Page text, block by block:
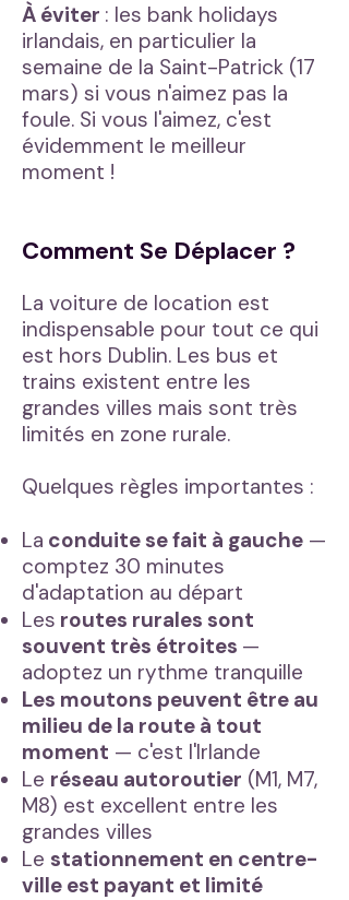
À éviter : les bank holidays
irlandais, en particulier la
semaine de la Saint-Patrick (17
mars) si vous n'aimez pas la
foule. Si vous l'aimez, c'est
évidemment le meilleur
moment !
Comment Se Déplacer ?
La voiture de location est
indispensable pour tout ce qui
est hors Dublin. Les bus et
trains existent entre les
grandes villes mais sont très
limités en zone rurale.
Quelques règles importantes :
La conduite se fait à gauche —
comptez 30 minutes
d'adaptation au départ
Les routes rurales sont
souvent très étroites —
adoptez un rythme tranquille
Les moutons peuvent être au
milieu de la route à tout
moment — c'est l'Irlande
Le réseau autoroutier (M1, M7,
M8) est excellent entre les
grandes villes
Le stationnement en centre-
ville est payant et limité